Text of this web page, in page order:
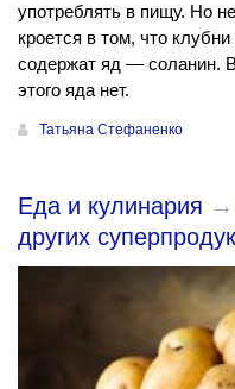
употреблять в пищу. Но
кроется в том, что
содержат яд — соланин.
этого яда нет.
Татьяна Стефаненко
Еда и кулинария →
других